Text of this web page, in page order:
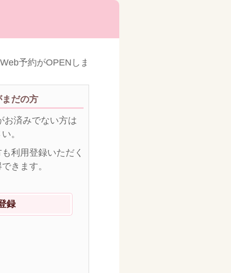
Web予約がOPENしました
だの方
お済みでない方は
。
利用登録いただく
きます。
録